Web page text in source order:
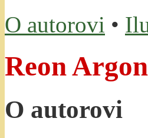
O autorovi •
Reon
O autorovi